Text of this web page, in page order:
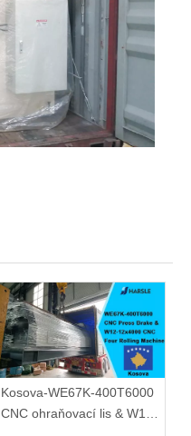
Kosova-WE67K-400T6000
CNC ohraňovací lis & W12-